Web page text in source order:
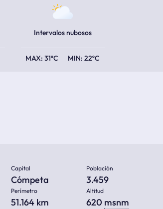
Intervalos nubosos
31ºC 22ºC
Capital
Cómpeta
Población
3.459
Perímetro
51.164 km
Altitud
620 msnm